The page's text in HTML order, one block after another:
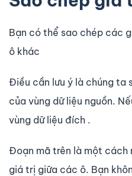
Bạn có thể sao chép các
ô khác
Điều cần lưu ý là chúng ta
của vùng dữ liệu nguồn.
vùng dữ liệu đích .
Đoạn mã trên là một cách
giá trị giữa các ô. Bạn